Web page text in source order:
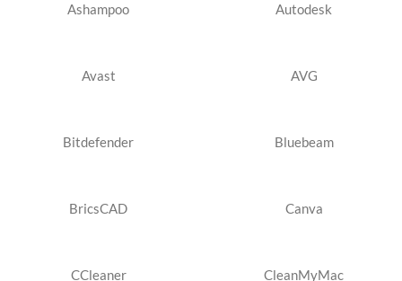
Ashampoo Autodesk
Avast AVG
Bitdefender Bluebeam
BricsCAD Canva
CCleaner CleanMyMac